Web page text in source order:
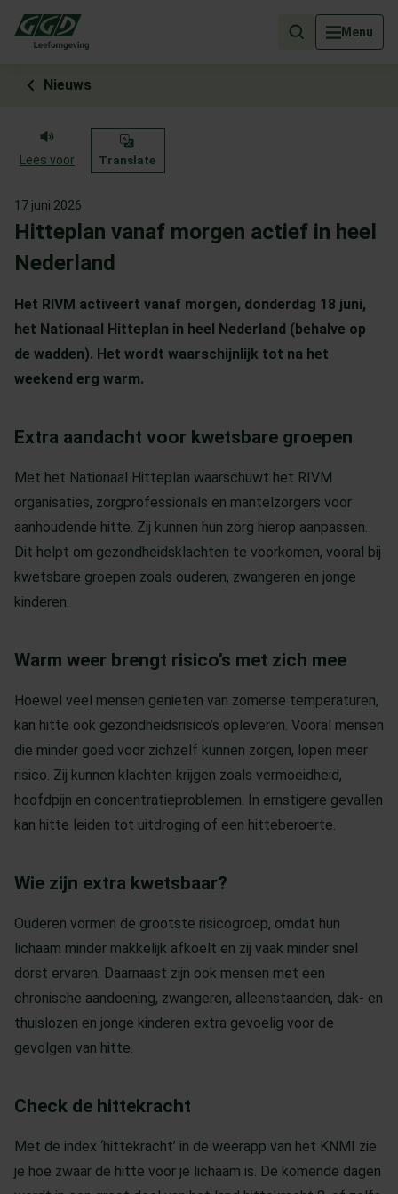
Menu
Als de resultaten voor automatisch aanvullen beschikbaar zijn,
Nieuws
Lees voor Translate
17 juni 2026
Hitteplan vanaf morgen actief in heel
Nederland
Het RIVM activeert vanaf morgen, donderdag 18 juni,
het Nationaal Hitteplan in heel Nederland (behalve op
de wadden). Het wordt waarschijnlijk tot na het
weekend erg warm.
Extra aandacht voor kwetsbare groepen
Met het Nationaal Hitteplan waarschuwt het RIVM
organisaties, zorgprofessionals en mantelzorgers voor
aanhoudende hitte. Zij kunnen hun zorg hierop aanpassen.
Dit helpt om gezondheidsklachten te voorkomen, vooral bij
kwetsbare groepen zoals ouderen, zwangeren en jonge
kinderen.
Warm weer brengt risico’s met zich mee
Hoewel veel mensen genieten van zomerse temperaturen,
kan hitte ook gezondheidsrisico’s opleveren. Vooral mensen
die minder goed voor zichzelf kunnen zorgen, lopen meer
risico. Zij kunnen klachten krijgen zoals vermoeidheid,
hoofdpijn en concentratieproblemen. In ernstigere gevallen
kan hitte leiden tot uitdroging of een hitteberoerte.
Wie zijn extra kwetsbaar?
Ouderen vormen de grootste risicogroep, omdat hun
lichaam minder makkelijk afkoelt en zij vaak minder snel
dorst ervaren. Daarnaast zijn ook mensen met een
chronische aandoening, zwangeren, alleenstaanden, dak- en
thuislozen en jonge kinderen extra gevoelig voor de
gevolgen van hitte.
Check de hittekracht
Met de index ‘hittekracht’ in de weerapp van het KNMI zie
je hoe zwaar de hitte voor je lichaam is. De komende dagen